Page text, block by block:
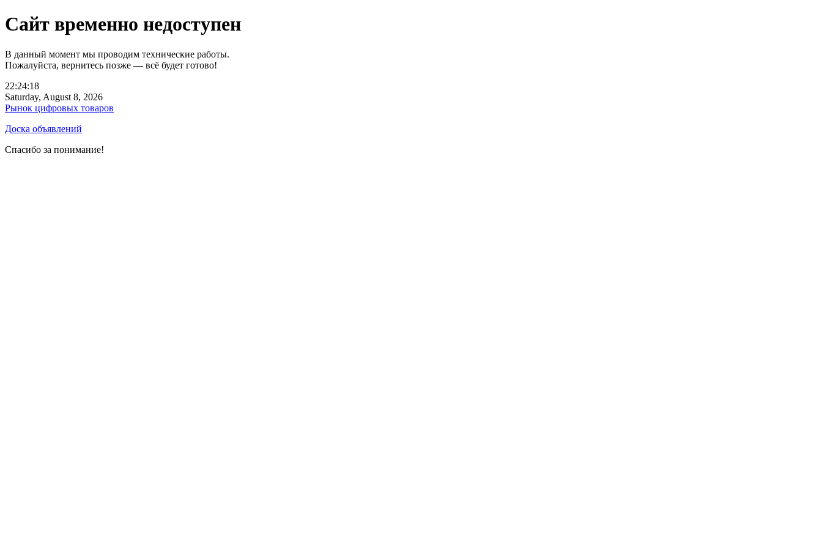
Сайт временно недоступен
В данный момент мы проводим технические работы.
Пожалуйста, вернитесь позже — всё будет готово!
22:24:18
Saturday, August 8, 2026
Рынок цифровых товаров
Доска объявлений
Спасибо за понимание!